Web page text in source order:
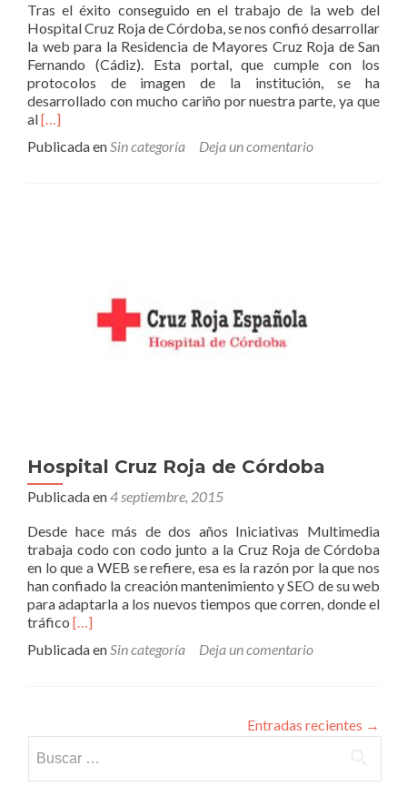
Tras el éxito conseguido en el trabajo de la web del
Hospital Cruz Roja de Córdoba, se nos confió desarrollar
la web para la Residencia de Mayores Cruz Roja de San
Fernando (Cádiz). Esta portal, que cumple con los
protocolos de imagen de la institución, se ha
desarrollado con mucho cariño por nuestra parte, ya que
alLeer
Cruz
[…]
Publicada enSin categoría Deja un comentario
Hospital Cruz Roja de Córdoba
Publicada en4 septiembre, 2015
Desde hace más de dos años Iniciativas Multimedia
trabaja codo con codo junto a la Cruz Roja de Córdoba
en lo que a WEB se refiere, esa es la razón por la que nos
han confiado la creación mantenimiento y SEO de su web
para adaptarla a los nuevos tiempos que corren, donde el
tráfico Leer
Cruz
[…]
Publicada enSin categoría Deja un comentario
Entradas recientes →